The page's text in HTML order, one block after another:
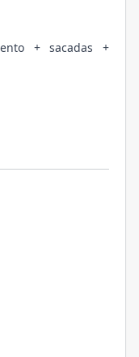
+ sacadas +